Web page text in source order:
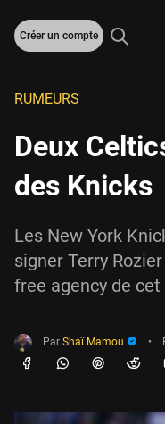
Créer un compte
RUMEURS
Deux
des Knicks
Les New York
signer Terry
free agency de cet
Par Shaï Mamou •